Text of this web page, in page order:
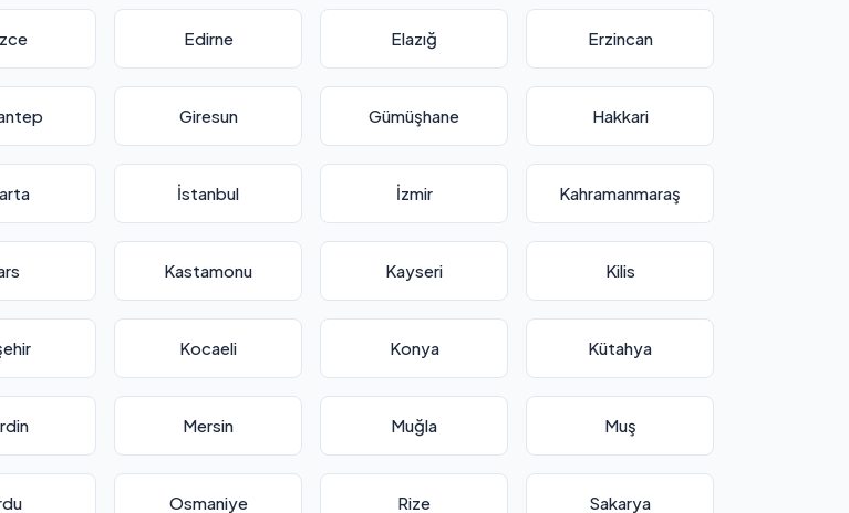
Edirne Elazığ Erzincan
Giresun Gümüşhane Hakkari
İstanbul İzmir Kahramanmaraş
Kastamonu Kayseri Kilis
Kocaeli Konya Kütahya
Mersin Muğla Muş
Osmaniye Rize Sakarya